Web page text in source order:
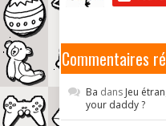
Commentaires
Ba dans Jeu
your daddy ?